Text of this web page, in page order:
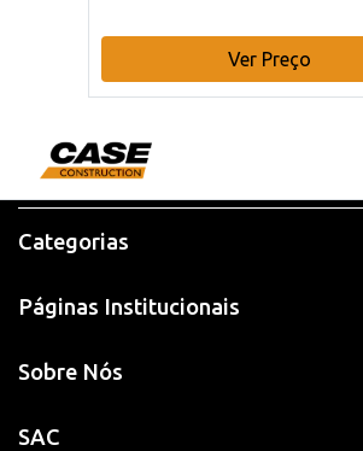
Ver Preço
Categorias
Páginas Institucionais
Sobre Nós
SAC